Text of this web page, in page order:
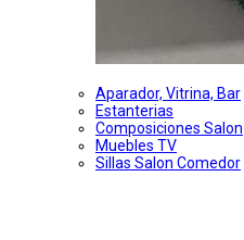
Aparador, Vitrina, Bar
Estanterias
Composiciones Salon
Muebles TV
Sillas Salon Comedor